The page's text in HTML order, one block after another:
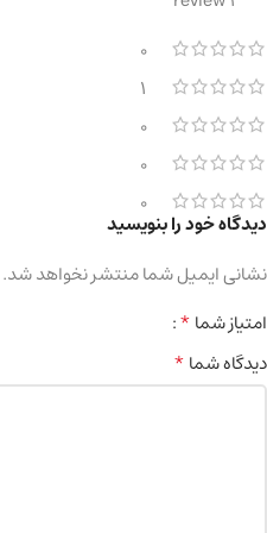
0
1
0
0
0
دیدگاه خود را بنویسید
نشانی ایمیل شما منتشر نخواهد شد.
امتیاز شما*
دیدگاه شما*